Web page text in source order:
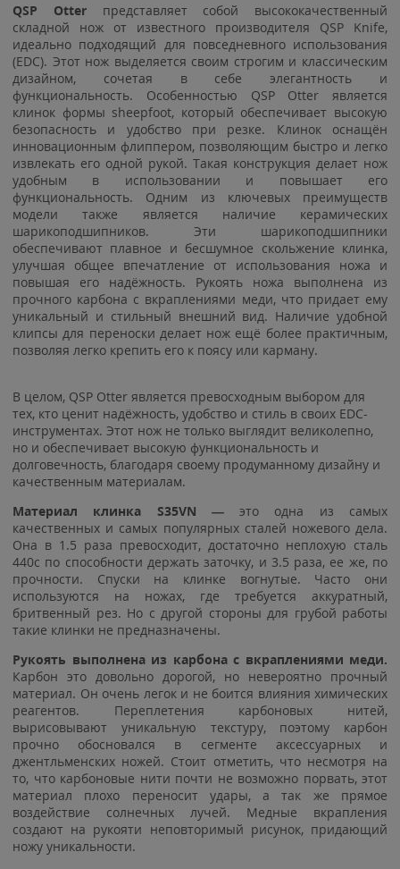
QSP Otterпредставляет собой высококачественный
складной нож от известного производителя QSP Knife,
идеально подходящий для повседневного использования
(EDC). Этот нож выделяется своим строгим и классическим
дизайном, сочетая в себе элегантность и
функциональность. Особенностью QSP Otter является
клинок формы sheepfoot, который обеспечивает высокую
безопасность и удобство при резке. Клинок оснащён
инновационным флиппером, позволяющим быстро и легко
извлекать его одной рукой. Такая конструкция делает нож
удобным в использовании и повышает его
функциональность. Одним из ключевых преимуществ
модели также является наличие керамических
шарикоподшипников. Эти шарикоподшипники
обеспечивают плавное и бесшумное скольжение клинка,
улучшая общее впечатление от использования ножа и
повышая его надёжность. Рукоять ножа выполнена из
прочного карбона с вкраплениями меди, что придает ему
уникальный и стильный внешний вид. Наличие удобной
клипсы для переноски делает нож ещё более практичным,
позволяя легко крепить его к поясу или карману.
В целом, QSP Otter является превосходным выбором для
тех, кто ценит надёжность, удобство и стиль в своих EDC-
инструментах. Этот нож не только выглядит великолепно,
но и обеспечивает высокую функциональность и
долговечность, благодаря своему продуманному дизайну и
качественным материалам.
Материал клинка S35VN —это одна из самых
качественных и самых популярных сталей ножевого дела.
Она в 1.5 раза превосходит, достаточно неплохую сталь
440с по способности держать заточку, и 3.5 раза, ее же, по
прочности. Спуски на клинке вогнутые. Часто они
используются на ножах, где требуется аккуратный,
бритвенный рез. Но с другой стороны для грубой работы
такие клинки не предназначены.
Рукоять выполнена из карбона с вкраплениями меди.
Карбон это довольно дорогой, но невероятно прочный
материал. Он очень легок и не боится влияния химических
реагентов. Переплетения карбоновых нитей,
вырисовывают уникальную текстуру, поэтому карбон
прочно обосновался в сегменте аксессуарных и
джентльменских ножей. Стоит отметить, что несмотря на
то, что карбоновые нити почти не возможно порвать, этот
материал плохо переносит удары, а так же прямое
воздействие солнечных лучей. Медные вкрапления
создают на рукояти неповторимый рисунок, придающий
ножу уникальности.